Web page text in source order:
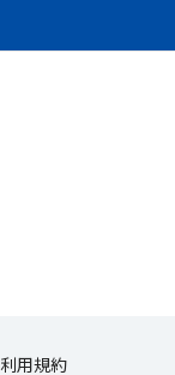
利用規約